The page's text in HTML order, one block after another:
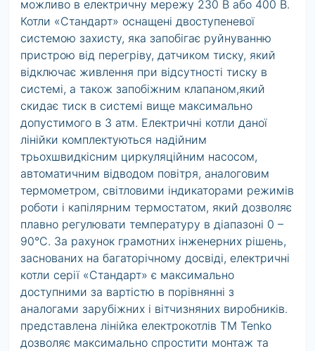
можливо в електричну мережу 230 В або 400 В.
Котли «Стандарт» оснащені двоступеневої
системою захисту, яка запобігає руйнуванню
пристрою від перегріву, датчиком тиску, який
відключає живлення при відсутності тиску в
системі, а також запобіжним клапаном,який
скидає тиск в системі вище максимально
допустимого в 3 атм. Електричні котли даної
лінійки комплектуються надійним
трьохшвидкісним циркуляційним насосом,
автоматичним відводом повітря, аналоговим
термометром, світловими індикаторами режимів
роботи і капілярним термостатом, який дозволяє
плавно регулювати температуру в діапазоні 0 –
90°С. За рахунок грамотних інженерних рішень,
заснованих на багаторічному досвіді, електричні
котли серії «Стандарт» є максимально
доступними за вартістю в порівнянні з
аналогами зарубіжних і вітчизняних виробників.
представлена лінійка електрокотлів ТМ Tenko
дозволяє максимально спростити монтаж та